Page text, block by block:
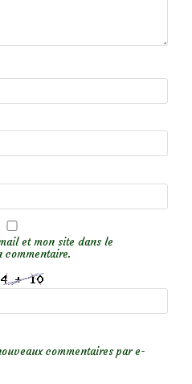
et mon site dans le
commentaire.
commentaires par e-